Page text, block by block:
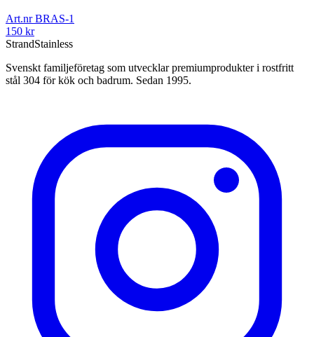
Art.nrBRAS-1
150 kr
StrandStainless
Svenskt familjeföretag som utvecklar premiumprodukter i rostfritt
stål 304 för kök och badrum. Sedan 1995.